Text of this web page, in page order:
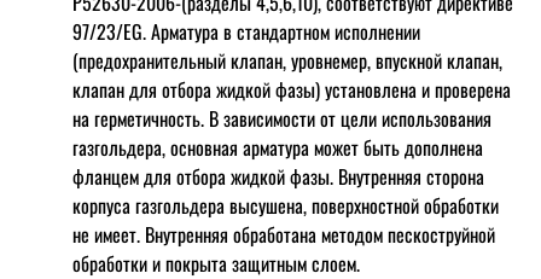
97/23/EG. Арматура в стандартном исполнении
(предохранительный клапан, уровнемер, впускной клапан,
клапан для отбора жидкой фазы) установлена и проверена
на герметичность. В зависимости от цели использования
газгольдера, основная арматура может быть дополнена
фланцем для отбора жидкой фазы. Внутренняя сторона
корпуса газгольдера высушена, поверхностной обработки
не имеет. Внутренняя обработана методом пескоструйной
обработки и покрыта защитным слоем.